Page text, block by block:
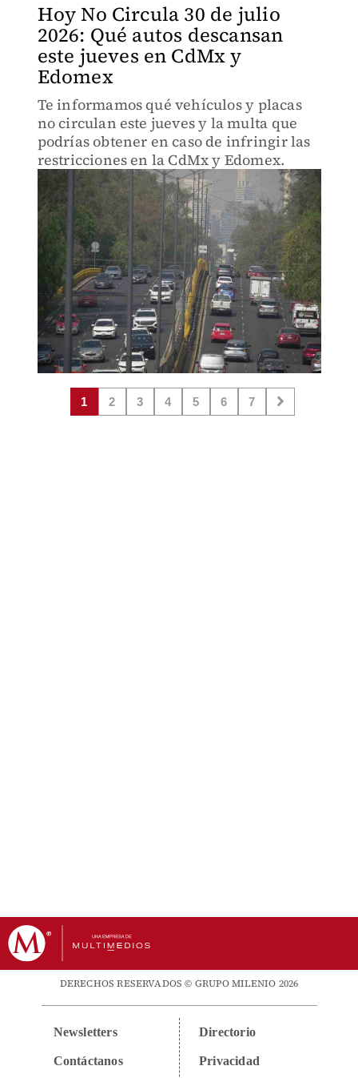
Hoy No Circula 30 de julio
2026: Qué autos descansan
este jueves en CdMx y
Edomex
Te informamos qué vehículos y placas
no circulan este jueves y la multa que
podrías obtener en caso de infringir las
restricciones en la CdMx y Edomex.
1 2 3 4 5 6 7
DERECHOS RESERVADOS © GRUPO MILENIO 2026
Newsletters
Contáctanos
Directorio
Privacidad